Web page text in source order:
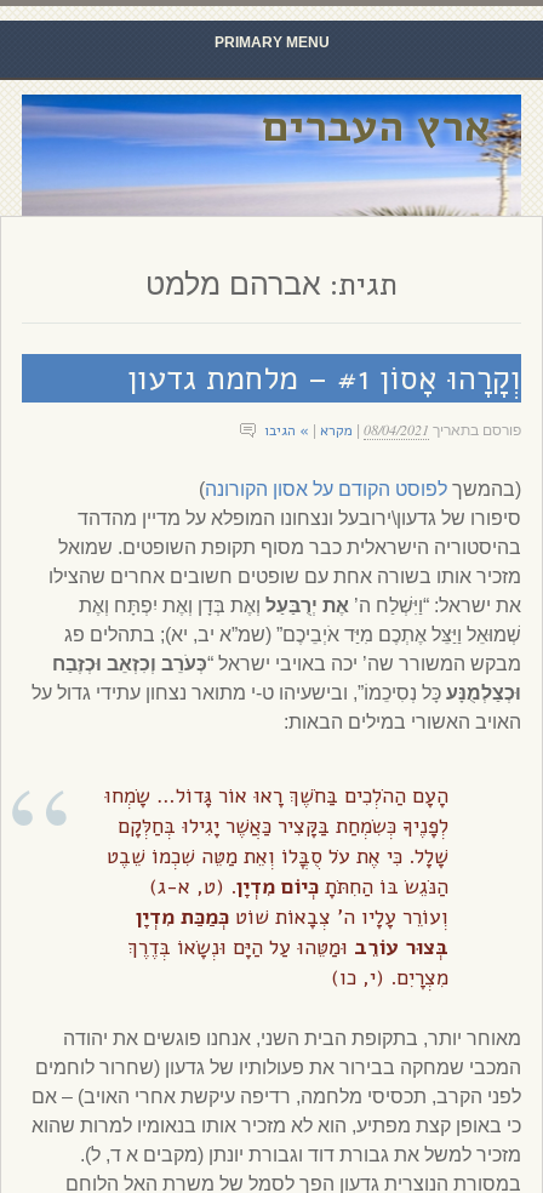
PRIMARY MENU
Skip to content
ארץ העברים
תגית: אברהם מלמט
וְקָרָהוּ אָסוֹן #1 – מלחמת גדעון
פורסם בתאריך 08/04/2021 מקרא » הגיבו
(בהמשךלפוסט הקודם על אסון הקורונה)
סיפורו של גדעון\ירובעל ונצחונו המופלא על מדיין מהדהד
בהיסטוריה הישראלית כבר מסוף תקופת השופטים. שמואל
מזכיר אותו בשורה אחת עם שופטים חשובים אחרים שהצילו
את ישראל: “וַיִּשְׁלַח ה’ אֶת יְרֻבַּעַל וְאֶת בְּדָן וְאֶת יִפְתָּח וְאֶת
שְׁמוּאֵל וַיַּצֵּל אֶתְכֶם מִיַּד אֹיְבֵיכֶם” (שמ”א יב, יא); בתהלים פג
מבקש המשורר שה’ יכה באויבי ישראל “כְּעֹרֵב וְכִזְאֵב וּכְזֶבַח
וּכְצַלְמֻנָּע כָּל נְסִיכֵמוֹ”, ובישעיהו ט-י מתואר נצחון עתידי גדול על
האויב האשורי במילים הבאות:
הָעָם הַהֹלְכִים בַּחֹשֶׁךְ רָאוּ אוֹר גָּדוֹל… שָׂמְחוּ
לְפָנֶיךָ כְּשִׂמְחַת בַּקָּצִיר כַּאֲשֶׁר יָגִילוּ בְּחַלְּקָם
שָׁלָל. כִּי אֶת עֹל סֻבֳּלוֹ וְאֵת מַטֵּה שִׁכְמוֹ שֵׁבֶט
הַנֹּגֵשׂ בּוֹ הַחִתֹּתָכְּיוֹם מִדְיָן. (ט, א-ג)
וְעוֹרֵר עָלָיו ה’ צְבָאוֹת שׁוֹטכְּמַכַּת מִדְיָן
בְּצוּר עוֹרֵב וּמַטֵּהוּ עַל הַיָּם וּנְשָׂאוֹ בְּדֶרֶךְ
מִצְרָיִם. (י, כו)
מאוחר יותר, בתקופת הבית השני, אנחנו פוגשים את יהודה
המכבי שמחקה בבירור את פעולותיו של גדעון (שחרור לוחמים
לפני הקרב, תכסיסי מלחמה, רדיפה עיקשת אחרי האויב) – אם
כי באופן קצת מפתיע, הוא לא מזכיר אותו בנאומיו למרות שהוא
מזכיר למשל את גבורת דוד וגבורת יונתן (מקבים א ד, ל).
במסורת הנוצרית גדעון הפך לסמל של משרת האל הלוחם